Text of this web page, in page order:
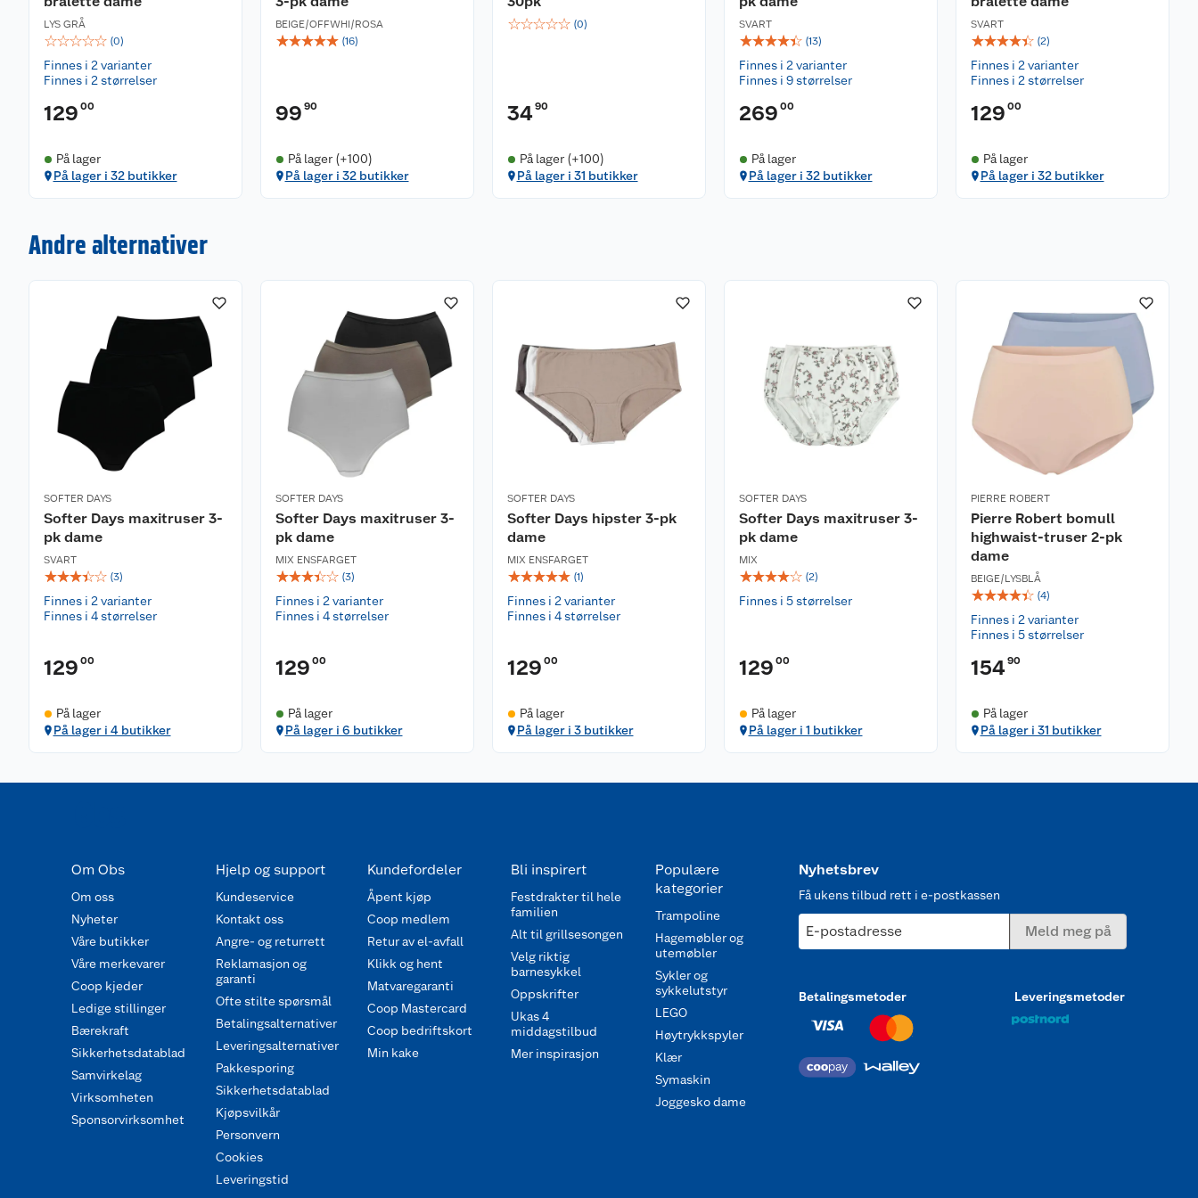
LYS GRÅ
☆☆☆☆☆ (0)
Finnes i 2 varianter
Finnes i 2 størrelser
129 00
På lager
På lager i 32 butikker
BEIGE/OFFWHI/ROSA
☆☆☆☆☆ (16)
99 90
På lager (+100)
På lager i 32 butikker
☆☆☆☆☆ (0)
3490
På lager (+100)
På lager i 31 butikker
SVART
☆☆☆☆☆ (13)
Finnes i 2 varianter
Finnes i 9 størrelser
269 00
På lager
På lager i 32 butikker
SVART
☆☆☆☆☆ (2)
Finnes i 2 varianter
Finnes i 2 størrelser
129 00
På lager
På lager i 32 butikker
Andre alternativer
SOFTER DAYS
Softer Days maxitruser 3-
pk dame
SVART
☆☆☆☆☆ (3)
Finnes i 2 varianter
Finnes i 4 størrelser
129 00
På lager
På lager i 4 butikker
SOFTER DAYS
Softer Days maxitruser 3-
pk dame
MIX ENSFARGET
☆☆☆☆☆ (3)
Finnes i 2 varianter
Finnes i 4 størrelser
129 00
På lager
På lager i 6 butikker
SOFTER DAYS
Softer Days hipster 3-pk
dame
MIX ENSFARGET
☆☆☆☆☆ (1)
Finnes i 2 varianter
Finnes i 4 størrelser
129 00
På lager
På lager i 3 butikker
SOFTER DAYS
Softer Days maxitruser 3-
pk dame
MIX
☆☆☆☆☆ (2)
Finnes i 5 størrelser
129 00
På lager
På lager i 1 butikker
PIERRE ROBERT
Pierre Robert bomull
highwaist-truser 2-pk
dame
BEIGE/LYSBLÅ
☆☆☆☆☆ (4)
Finnes i 2 varianter
Finnes i 5 størrelser
15490
På lager
På lager i 31 butikker
Om Obs
Om oss
Nyheter
Våre butikker
Våre merkevarer
Coop kjeder
Ledige stillinger
Bærekraft
Sikkerhetsdatablad
Samvirkelag
Virksomheten
Sponsorvirksomhet
Hjelp og support
Kundeservice
Kontakt oss
Angre- og returrett
Reklamasjon og
garanti
Ofte stilte spørsmål
Betalingsalternativer
Leveringsalternativer
Pakkesporing
Sikkerhetsdatablad
Kjøpsvilkår
Personvern
Cookies
Leveringstid
Kundefordeler
Åpent kjøp
Coop medlem
Retur av el-avfall
Klikk og hent
Matvaregaranti
Coop Mastercard
Coop bedriftskort
Min kake
Bli inspirert
Festdrakter til hele
familien
Alt til grillsesongen
Velg riktig
barnesykkel
Oppskrifter
Ukas 4
middagstilbud
Mer inspirasjon
Populære
kategorier
Trampoline
Hagemøbler og
utemøbler
Sykler og
sykkelutstyr
LEGO
Høytrykkspyler
Klær
Symaskin
Joggesko dame
Nyhetsbrev
Få ukens tilbud rett i e-postkassen
E-postadresse Meld meg på
Betalingsmetoder Leveringsmetoder